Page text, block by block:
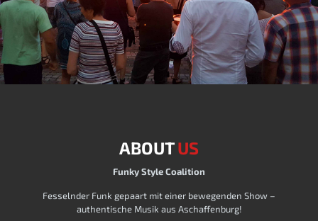
ABOUTUS
Funky Style Coalition
Fesselnder Funk gepaart mit einer bewegenden Show –
authentische Musik aus Aschaffenburg!